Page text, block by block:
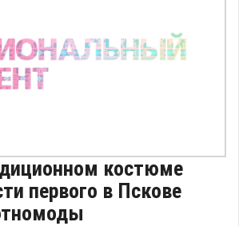
костюме
первого в Пскове